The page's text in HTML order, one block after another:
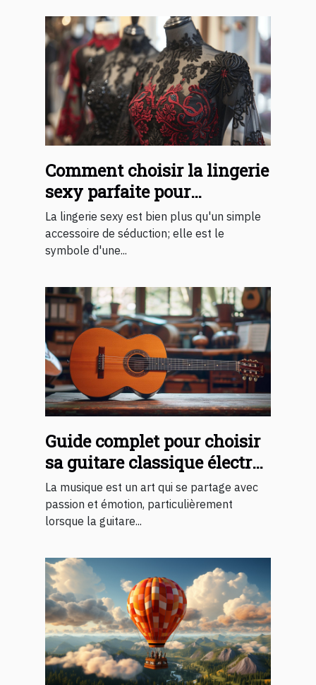
Comment choisir la lingerie
sexy parfaite pour
surprendre votre partenaire
La lingerie sexy est bien plus qu'un simple
accessoire de séduction; elle est le
symbole d'une...
Guide complet pour choisir
sa guitare classique électro-
acoustique
La musique est un art qui se partage avec
passion et émotion, particulièrement
lorsque la guitare...